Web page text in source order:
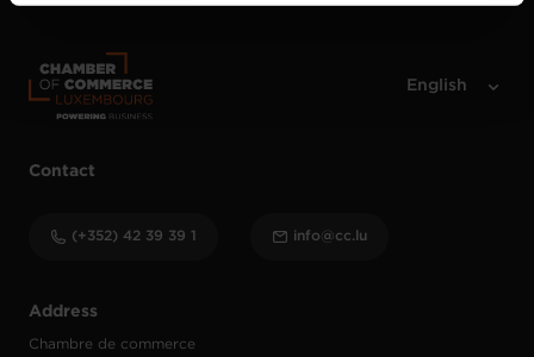
protection des données personnelles
Address
Chambre de commerce
Contact
(+352) 42 39 39 1 info@cc.lu